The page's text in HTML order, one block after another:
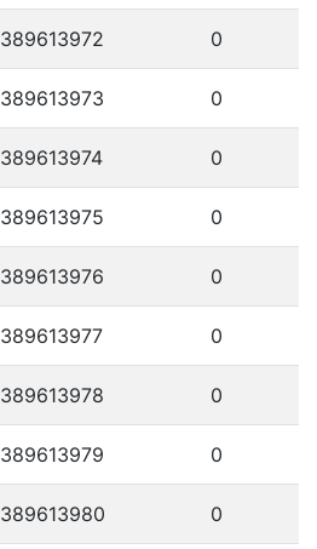
389613972 0
389613973 0
389613974 0
389613975 0
389613976 0
389613977 0
389613978 0
389613979 0
389613980 0